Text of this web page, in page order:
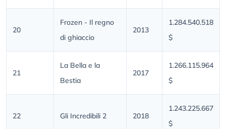
20
Frozen - Il regno
di ghiaccio
2013
1.284.540.518
$
21
La Bella e la
Bestia
2017
1.266.115.964
$
22 Gli Incredibili 2 2018
1.243.225.667
$